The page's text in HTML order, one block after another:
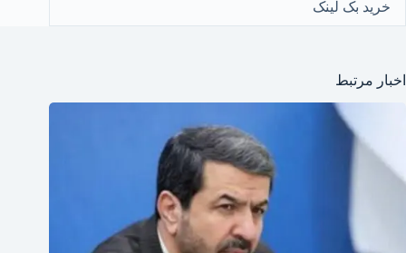
خرید بک لینک
اخبار مرتبط